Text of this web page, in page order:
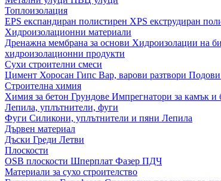
Топлоизолация
EPS експандиран полистирен XPS екструдиран
Хидроизолационни материали
Дренажна мембрана за основи Хидроизолации на
хидроизолационни продукти
Сухи строителни смеси
Цимент Хоросан Гипс Вар, варови разтвори Подови
Строителна химия
Химия за бетон Грундове Импрегнатори за камък и
Лепила, уплътнители, фуги
Фуги Силикони, уплътнители и пяни Лепила
Дървен материал
Дъски Греди Летви
Плоскости
OSB плоскости Шперплат Фазер ПДЧ
Материали за сухо строителство